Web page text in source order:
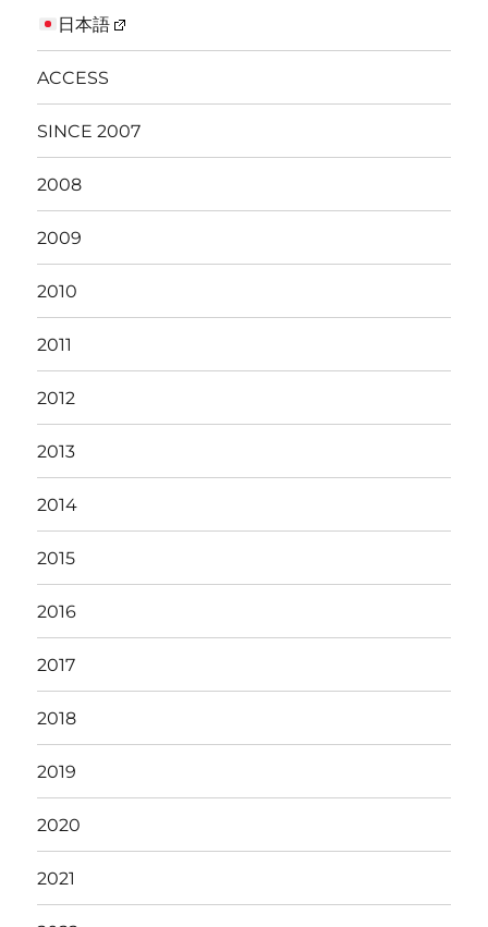
日本語
ACCESS
SINCE 2007
2008
2009
2010
2011
2012
2013
2014
2015
2016
2017
2018
2019
2020
2021